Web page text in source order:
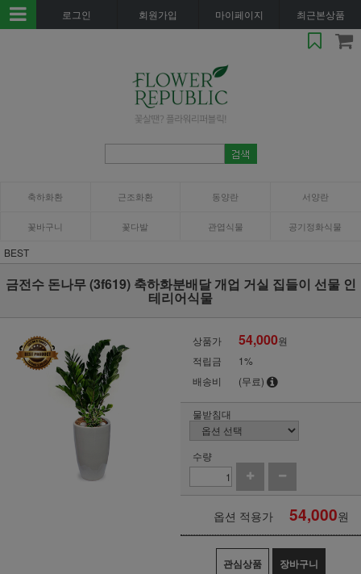
로그인 회원가입 마이페이지 최근본상품
축하화환 근조화환 동양란 서양란
꽃바구니 꽃다발 관엽식물 공기정화식물
BEST
금전수 돈나무 (3f619) 축하화분배달 개업 거실 집들이 선물 인
테리어식물
상품가 54,000원
적립금
1%
배송비
(무료)
물받침대
수량
옵션 적용가 54,000원
관심상품 장바구니